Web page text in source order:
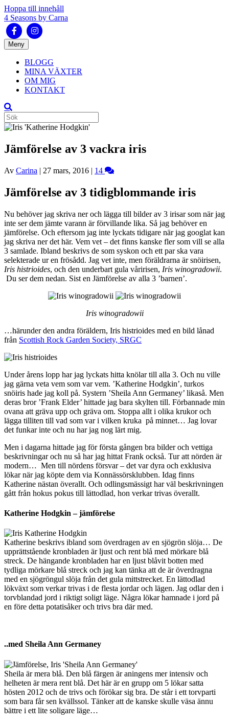
Hoppa till innehåll
4 Seasons by Carna
FacebookInstagram
Meny
BLOGG
MINA VÄXTER
OM MIG
KONTAKT
Jämförelse av 3 vackra iris
Av Carina | 27 mars, 2016 | 14
Jämförelse av 3 tidigblommande iris
Nu behöver jag skriva ner och lägga till bilder av 3 irisar som när jag
inte ser dem jämte varann är förvillande lika. Så jag behöver en
jämförelse. Och eftersom jag inte lyckats tidigare när jag googlat kan
jag skriva ner det här. Vem vet – det finns kanske fler som vill se alla
3 samlade. Ibland beskrivs de som syskon och ett par ska vara
selekterade ur en frösådd. Jag vet inte, men föräldrarna är snöirisen,
Iris histrioides, och den underbart gula våririsen, Iris winogradowii.
Du ser dem nedan. Sist en Jämförelse av alla 3 ’barnen’.
Iris winogradowii
…härunder den andra föräldern, Iris histrioides med en bild lånad
från Scottish Rock Garden Society, SRGC
Under årens lopp har jag lyckats hitta knölar till alla 3. Och nu ville
jag gärna veta vem som var vem. ’Katherine Hodgkin’, turkos
snöiris hade jag koll på. Systern ’Sheila Ann Germaney’ likaså. Men
deras bror ’Frank Elder’ hittade jag bara skylten till. Förbannade min
ovana att gräva upp och gräva om. Stoppa allt i olika krukor och
lägga tilliten till vad som var i vilken kruka på minnet… Jag lovar
det funkar inte och nu har jag nog lärt mig.
Men i dagarna hittade jag för första gången bra bilder och vettiga
beskrivningar och nu så har jag hittat Frank också. Tur att nörden är
modern… Men till nördens försvar – det var dyra och exklusiva
lökar när jag köpte dem via Konnässörsklubben. Idag finns
Katherine nästan överallt. Och odlingsmässigt har väl beskrivningen
gått från hokus pokus till lättodlad, hon verkar trivas överallt.
Katherine Hodgkin – jämförelse
Katherine beskrivs ibland som överdragen av en sjögrön slöja… De
upprättstående kronbladen är ljust och rent blå med mörkare blå
streck. De hängande kronbladen har en ljust blåvit botten med
tydliga mörkare blå streck och jag kan tänka att de är överdragna
med en sjögröngul slöja från det gula mittstrecket. En lättodlad
lökväxt som verkar trivas i de flesta jordar och lägen. Jag odlar den i
torvblandad jord i riktigt soligt läge. Några lökar hamnade i jord på
en före detta potatisåker och trivs bra där med.
..med Sheila Ann Germaney
Sheila är mera blå. Den blå färgen är aningens mer intensiv och
helheten är mera rent blå. Det här är en grupp om 5 lökar satta
hösten 2012 och de trivs och förökar sig bra. De står i ett torvparti
som bara får sen kvällssol. Tänker att de kanske skulle väsa ännu
bättre i ett lite soligare läge…